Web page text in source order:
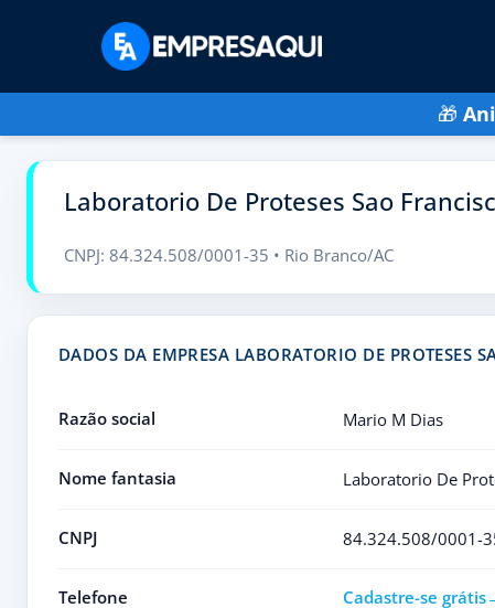
🎁
Laboratorio De Proteses Sao
CNPJ: 84.324.508/0001-35 • Rio Branco/AC
DADOS DA EMPRESA LABORATORIO DE PROTESES
Razão social Mario M Dias
Nome fantasia Laboratorio De
CNPJ 84.324.508/0001-
Telefone Cadastre-se grátis